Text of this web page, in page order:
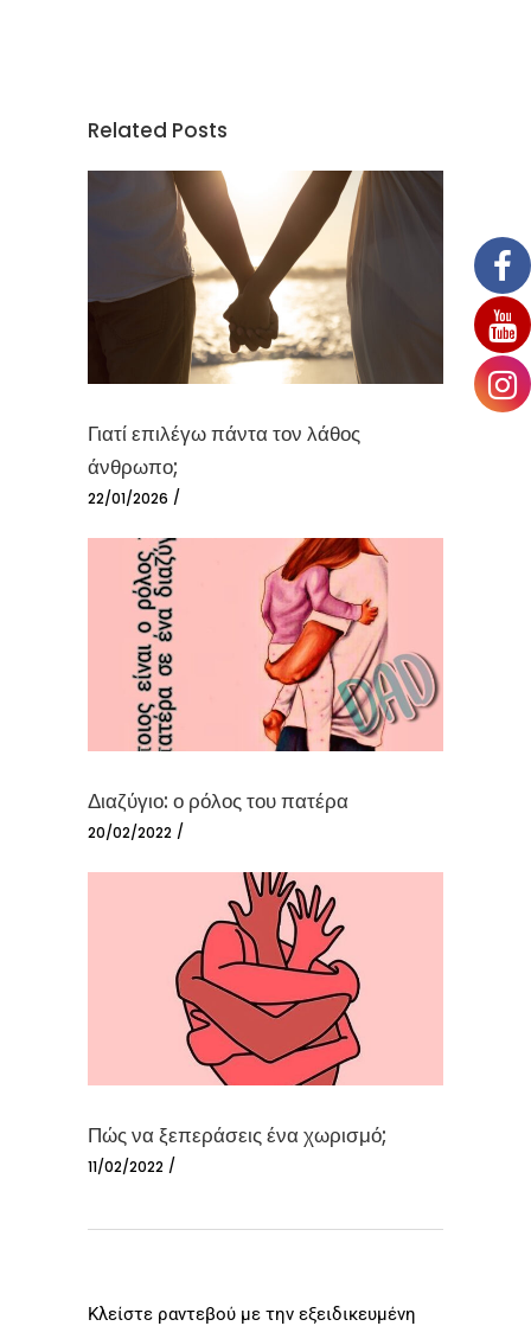
Related Posts
Γιατί επιλέγω πάντα τον λάθος
άνθρωπο;
22/01/2026
Διαζύγιο: ο ρόλος του πατέρα
20/02/2022
Πώς να ξεπεράσεις ένα χωρισμό;
11/02/2022
Κλείστε ραντεβού με την εξειδικευμένη